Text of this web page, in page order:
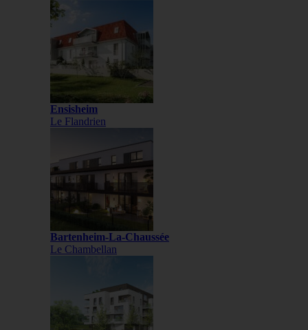
Ensisheim
Le Flandrien
Bartenheim-La-Chaussée
Le Chambellan